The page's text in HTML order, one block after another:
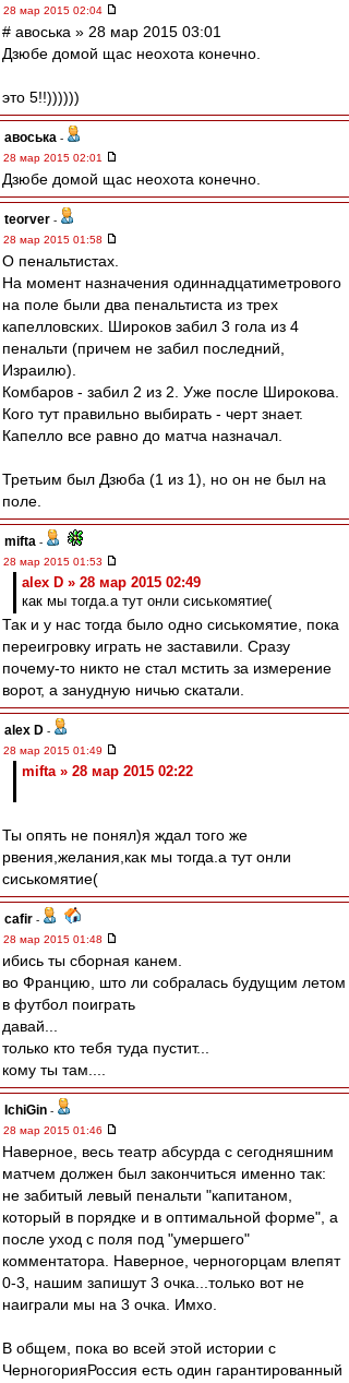
28 мар 2015 02:04
# авоська » 28 мар 2015 03:01
Дзюбе домой щас неохота конечно.
это 5!!))))))
авоська -
28 мар 2015 02:01
Дзюбе домой щас неохота конечно.
teorver -
28 мар 2015 01:58
О пенальтистах.
На момент назначения одиннадцатиметрового
на поле были два пенальтиста из трех
капелловских. Широков забил 3 гола из 4
пенальти (причем не забил последний,
Израилю).
Комбаров - забил 2 из 2. Уже после Широкова.
Кого тут правильно выбирать - черт знает.
Капелло все равно до матча назначал.
Третьим был Дзюба (1 из 1), но он не был на
поле.
mifta -
28 мар 2015 01:53
alex D » 28 мар 2015 02:49
как мы тогда.а тут онли сиськомятие(
Так и у нас тогда было одно сиськомятие, пока
переигровку играть не заставили. Сразу
почему-то никто не стал мстить за измерение
ворот, а занудную ничью скатали.
alex D -
28 мар 2015 01:49
mifta » 28 мар 2015 02:22
Ты опять не понял)я ждал того же
рвения,желания,как мы тогда.а тут онли
сиськомятие(
cafir -
28 мар 2015 01:48
ибись ты сборная канем.
во Францию, што ли собралась будущим летом
в футбол поиграть
давай...
только кто тебя туда пустит...
кому ты там....
IchiGin -
28 мар 2015 01:46
Наверное, весь театр абсурда с сегодняшним
матчем должен был закончиться именно так:
не забитый левый пенальти "капитаном,
который в порядке и в оптимальной форме", а
после уход с поля под "умершего"
комментатора. Наверное, черногорцам влепят
0-3, нашим запишут 3 очка...только вот не
наиграли мы на 3 очка. Имхо.
В общем, пока во всей этой истории с
ЧерногорияРоссия есть один гарантированный